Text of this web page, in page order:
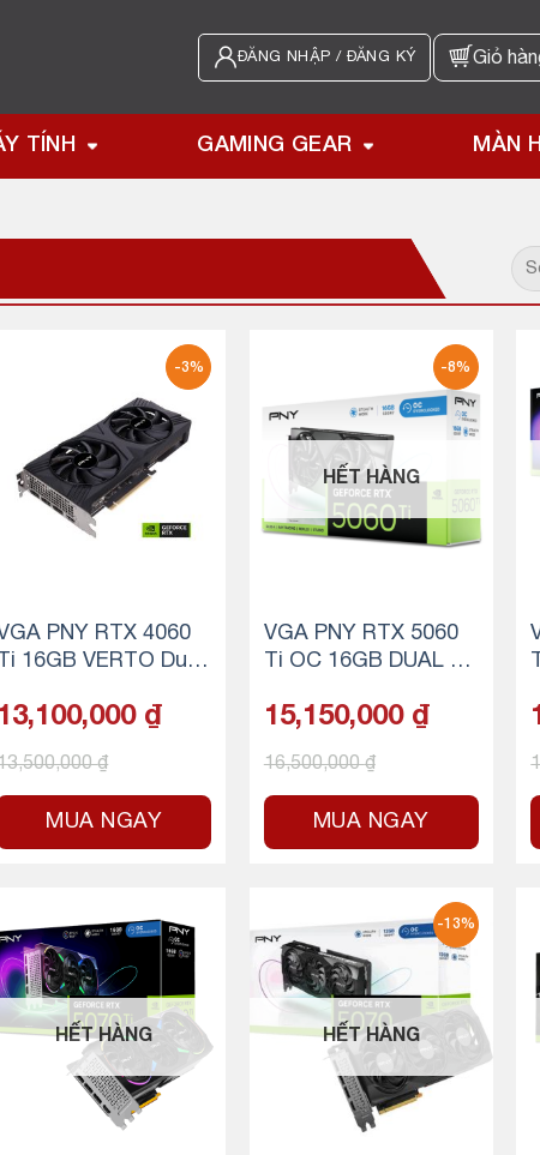
ĐĂNG NHẬP / ĐĂNG KÝ Giỏ
TÍNH GAMING GEAR MÀN
-3%
PNY RTX 4060
Ti 16GB VERTO Dual
13,100,000 ₫
₫
MUA NGAY
-8%
HẾT HÀNG
VGA PNY RTX 5060
Ti OC 16GB DUAL FA
15,150,000 ₫
16,500,000₫
MUA NGAY
HẾT HÀNG
-13%
HẾT HÀNG